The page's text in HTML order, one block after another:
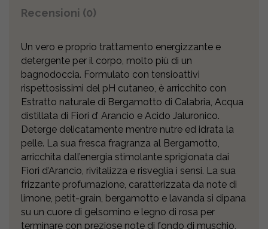
Recensioni (0)
Un vero e proprio trattamento energizzante e
detergente per il corpo, molto più di un
bagnodoccia. Formulato con tensioattivi
rispettosissimi del pH cutaneo, è arricchito con
Estratto naturale di Bergamotto di Calabria, Acqua
distillata di Fiori d’ Arancio e Acido Jaluronico.
Deterge delicatamente mentre nutre ed idrata la
pelle. La sua fresca fragranza al Bergamotto,
arricchita dall’energia stimolante sprigionata dai
Fiori d’Arancio, rivitalizza e risveglia i sensi. La sua
frizzante profumazione, caratterizzata da note di
limone, petit-grain, bergamotto e lavanda si dipana
su un cuore di gelsomino e legno di rosa per
terminare con preziose note di fondo di muschio,